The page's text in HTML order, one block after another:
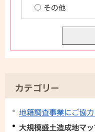
その他
カテゴリー
地籍調査事業にご協力
大規模盛土造成地マ